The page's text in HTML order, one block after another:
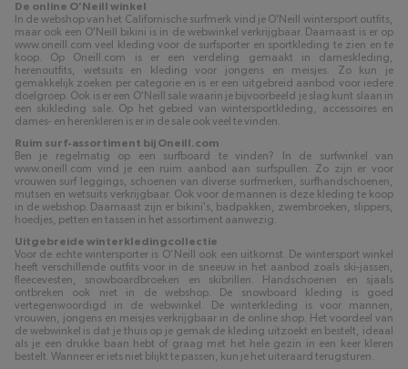
De online O'Neill winkel
In de webshop van het Californische surfmerk vind je O'Neill wintersport outfits,
maar ook een O'Neill bikini is in de webwinkel verkrijgbaar. Daarnaast is er op
www.oneill.com veel kleding voor de surfsporter en sportkleding te zien en te
koop. Op Oneill.com is er een verdeling gemaakt in dameskleding,
herenoutfits, wetsuits en kleding voor jongens en meisjes. Zo kun je
gemakkelijk zoeken per categorie en is er een uitgebreid aanbod voor iedere
doelgroep. Ook is er een O'Neill sale waarin je bijvoorbeeld je slag kunt slaan in
een skikleding sale. Op het gebied van wintersportkleding, accessoires en
dames- en herenkleren is er in de sale ook veel te vinden.
Ruim surf-assortiment bij Oneill.com
Ben je regelmatig op een surfboard te vinden? In de surfwinkel van
www.oneill.com vind je een ruim aanbod aan surfspullen. Zo zijn er voor
vrouwen surf leggings, schoenen van diverse surfmerken, surfhandschoenen,
mutsen en wetsuits verkrijgbaar. Ook voor de mannen is deze kleding te koop
in de webshop. Daarnaast zijn er bikini's, badpakken, zwembroeken, slippers,
hoedjes, petten en tassen in het assortiment aanwezig.
Uitgebreide winterkledingcollectie
Voor de echte wintersporter is O’Neill ook een uitkomst. De wintersport winkel
heeft verschillende outfits voor in de sneeuw in het aanbod zoals ski-jassen,
fleecevesten, snowboardbroeken en skibrillen. Handschoenen en sjaals
ontbreken ook niet in de webshop. De snowboard kleding is goed
vertegenwoordigd in de webwinkel. De winterkleding is voor mannen,
vrouwen, jongens en meisjes verkrijgbaar in de online shop. Het voordeel van
de webwinkel is dat je thuis op je gemak de kleding uitzoekt en bestelt, ideaal
als je een drukke baan hebt of graag met het hele gezin in een keer kleren
bestelt. Wanneer er iets niet blijkt te passen, kun je het uiteraard terugsturen.